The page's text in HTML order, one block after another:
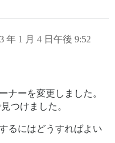
年 1 月 4 日午後 9:52
ナーを変更しました。
つけました。
るにはどうすればよい